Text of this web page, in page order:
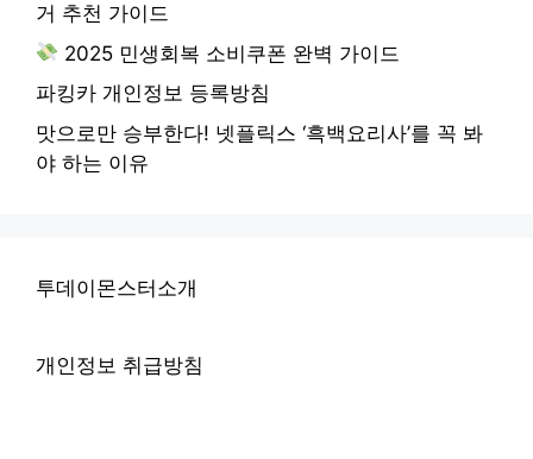
거 추천 가이드
2025 민생회복 소비쿠폰 완벽 가이드
파킹카 개인정보 등록방침
맛으로만 승부한다! 넷플릭스 ‘흑백요리사’를 꼭 봐
야 하는 이유
투데이몬스터소개
개인정보 취급방침